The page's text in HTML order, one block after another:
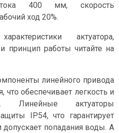
400 мм, скорость
ход 20%.
актуатора,
принцип работы читайте на
линейного привода
обеспечивает легкость и
Линейные актуаторы
IP54, что гарантирует
попадания воды. А